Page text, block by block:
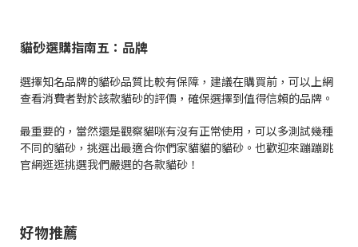
貓砂選購指南五：品牌
選擇知名品牌的貓砂品質比較有保障，建議在購買前，可以上網
查看消費者對於該款貓砂的評價，確保選擇到值得信賴的品牌。
最重要的，當然還是觀察貓咪有沒有正常使用，可以多測試幾種
不同的貓砂，挑選出最適合你們家貓貓的貓砂。也歡迎來蹦蹦跳
官網逛逛挑選我們嚴選的各款貓砂！
好物推薦